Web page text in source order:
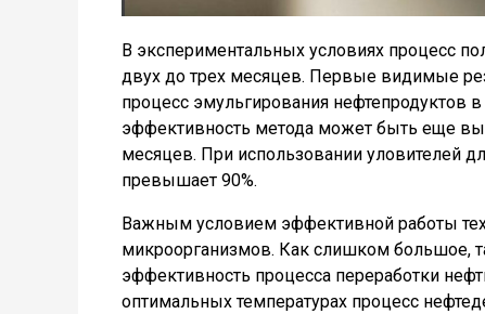
В экспериментальных условиях процесс
двух до трех месяцев. Первые видимые
процесс эмульгирования нефтепродуктов
эффективность метода может быть еще
месяцев. При использовании уловителей
превышает 90%.
Важным условием эффективной работы
микроорганизмов. Как слишком большое,
эффективность процесса переработки
оптимальных температурах процесс